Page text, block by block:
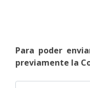
Para poder
previamente la